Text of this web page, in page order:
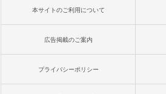
本サイトのご利用について
広告掲載のご案内
プライバシーポリシー